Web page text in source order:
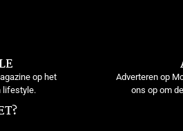
op het
lifestyle.
Adverteren op
ons op om